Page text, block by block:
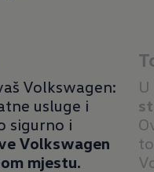
Volkswagen:
usluge i
sigurno i
Volkswagen
mjestu.